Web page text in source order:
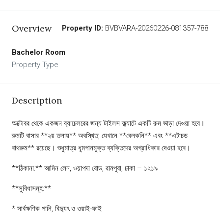
Overview Property ID: BVBVARA-20260226-081357-788
Bachelor Room
Property Type
Description
অক্টোবর থেকে একজন ব্যাচেলরের জন্য টাইলস ফ্ল্যাটে একটি রুম ভাড়া দেওয়া হবে।
রুমটি বাসার **২য় তলায়** অবস্থিত, যেখানে **বেলকনি** এবং **এটাচড
বাথরুম** রয়েছে। শুধুমাত্র ধূমপানমুক্ত ব্যক্তিদের অগ্রাধিকার দেওয়া হবে।
**ঠিকানা:** আমিন লেন, ওয়াপদা রোড, রামপুরা, ঢাকা – ১২১৯
**সুবিধাসমূহ:**
* সার্বক্ষণিক পানি, বিদ্যুৎ ও ওয়াই-ফাই